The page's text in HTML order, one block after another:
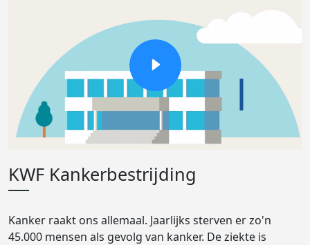
KWF Kankerbestrijding
Kanker raakt ons allemaal. Jaarlijks sterven er zo'n
45.000 mensen als gevolg van kanker. De ziekte is